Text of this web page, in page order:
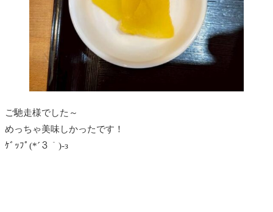
ご馳走様でした～
めっちゃ美味しかったです！
ｹﾞｯﾌﾟ(*´３｀)-з